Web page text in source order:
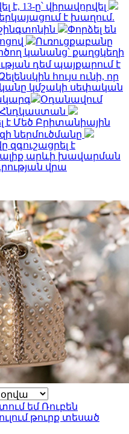
է, 13-ը՝ վիրավորվել
է խաղում.
Փորձել են
Ուռուցքաբանը
կանանց՝ քաղցկեղի
դեմ պայքարում է
հույս ունի, որ
կմշակի սեփական
Օդանավում
Հնդկաստան
է Մեծ Բրիտանիային
ներմուծմանը
է
արևի խավարման
վրա
եմ Ռուբեն
թուրք տեսած